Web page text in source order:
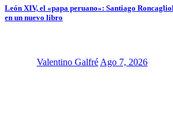
León XIV, el «papa peruano»: Santiago
en un nuevo libro
Valentino Galfré Ago 7, 2026